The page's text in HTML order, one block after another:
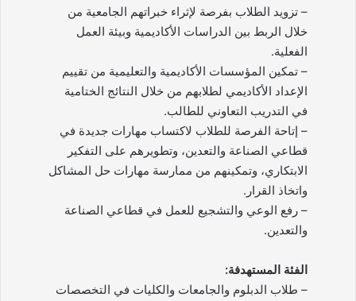
– تزويد الطلاب بفرصة لإثراء خبراتهم الجامعية من
خلال الربط بين الدراسات الأكاديمية وبيئة العمل
الفعلية.
– تمكين المؤسسات الأكاديمية والتعليمية من تقييم
الإعداد الأكاديمي لطلابهم من خلال النتائج الختامية
في التدريب التعاوني للطالب.
– إتاحة الفرصة للطلاب لاكتساب مهارات جديدة في
قطاعي الصناعة والتعدين، وتطويرهم على التفكير
الابتكاري، وتمكينهم من ممارسة مهارات حل المشاكل
واتخاذ القرار.
– رفع الوعي والتشجيع للعمل في قطاعي الصناعة
والتعدين.
الفئة المستهدفة:
– طلاب الدبلوم والجامعات والكليات في التخصصات